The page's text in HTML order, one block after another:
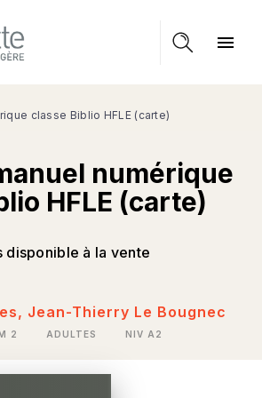
CONTENU
menu
classe Biblio HFLE (carte)
numérique
HFLE (carte)
disponible à la vente
, Jean-Thierry Le Bougnec
2 ADULTES NIV A2